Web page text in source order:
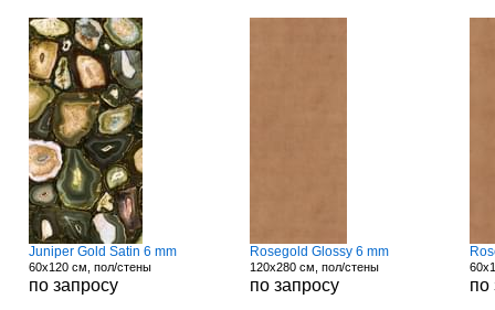
Juniper Gold Satin 6 mm
60x120 см, пол/стены
по запросу
Rosegold Glossy 6 mm
120x280 см, пол/стены
по запросу по